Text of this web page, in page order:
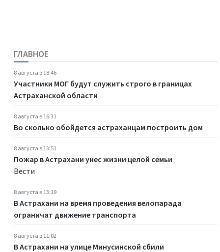
ГЛАВНОЕ
8 августа в 18:46
Участники МОГ будут служить строго в границах
Астраханской области
8 августа в 16:31
Во сколько обойдется астраханцам построить дом
8 августа в 13:51
Пожар в Астрахани унес жизни целой семьи
Вести
8 августа в 13:19
В Астрахани на время проведения велопарада
ограничат движение транспорта
8 августа в 11:02
В Астрахани на улице Минусинской сбили